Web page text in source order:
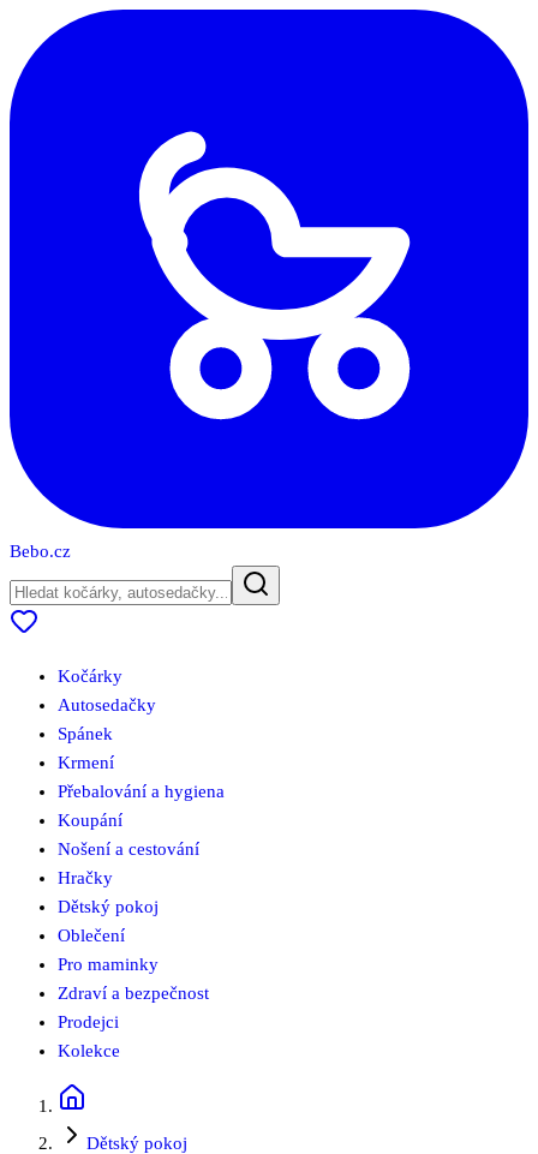
Bebo.cz
Kočárky
Autosedačky
Spánek
Krmení
Přebalování a hygiena
Koupání
Nošení a cestování
Hračky
Dětský pokoj
Oblečení
Pro maminky
Zdraví a bezpečnost
Prodejci
Kolekce
Dětský pokoj